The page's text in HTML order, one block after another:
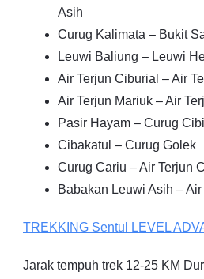
Asih
Curug Kalimata – Bukit
Leuwi Baliung – Leuwi
Air Terjun Ciburial – Air
Air Terjun Mariuk – Air
Pasir Hayam – Curug
Cibakatul – Curug Golek
Curug Cariu – Air Terjun
Babakan Leuwi Asih –
TREKKING Sentul LEVEL
Jarak tempuh trek 12-25 KM